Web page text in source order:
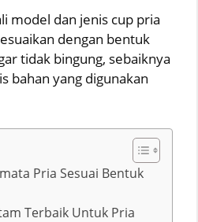
model dan jenis cup pria
dengan bentuk
tidak bingung, sebaiknya
bahan yang digunakan
Pria Sesuai Bentuk
Terbaik Untuk Pria